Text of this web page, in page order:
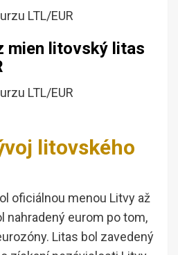
mien litovský litas
litovského
oficiálnou menou Litvy až
nahradený eurom po tom,
Litas bol zavedený